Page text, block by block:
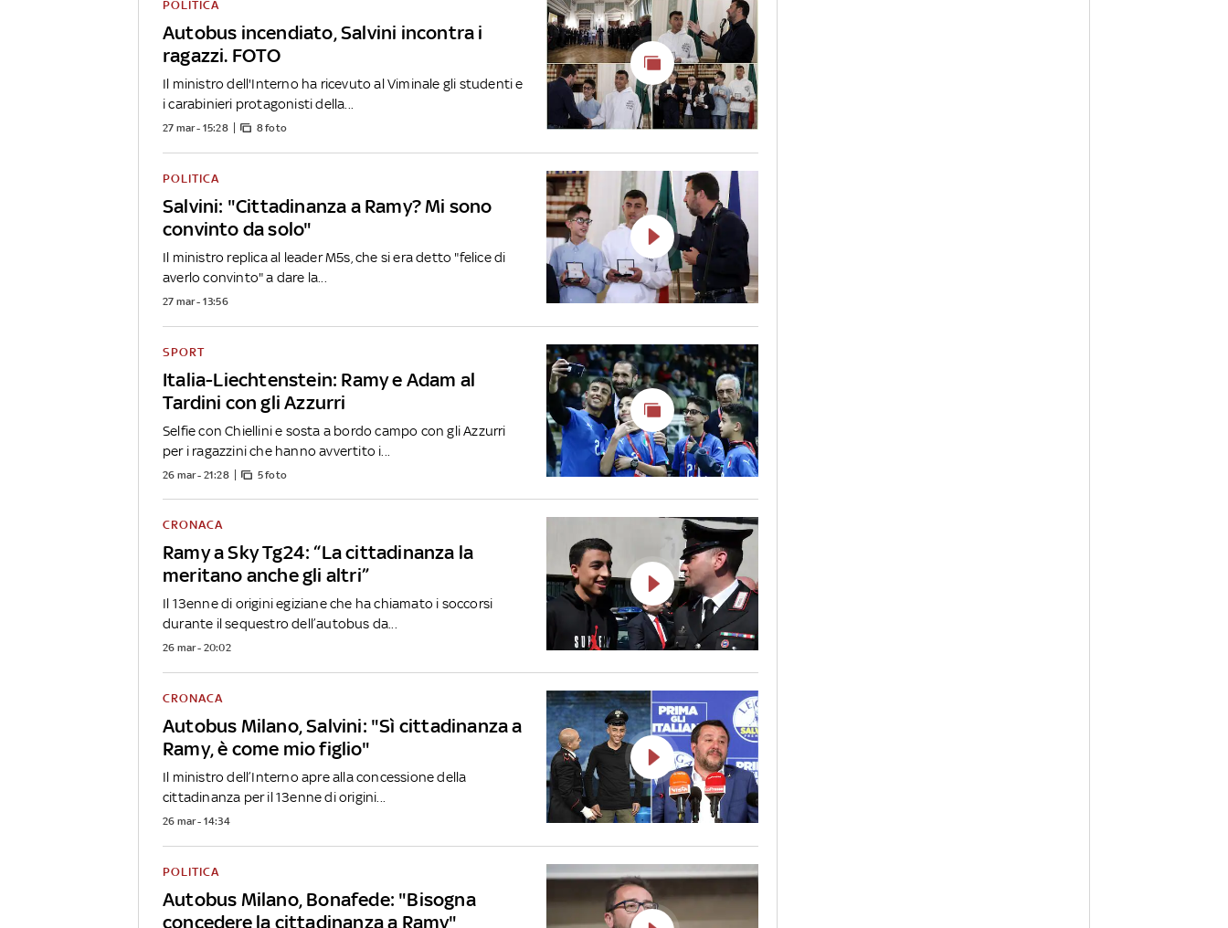
Autobus incendiato, Salvini incontra i
ragazzi. FOTO
POLITICA
Il ministro dell'Interno ha ricevuto al Viminale gli studenti e
i carabinieri protagonisti della...
27 mar - 15:28 8 foto
Salvini: "Cittadinanza a Ramy? Mi sono
convinto da solo"
POLITICA
Il ministro replica al leader M5s, che si era detto "felice di
averlo convinto" a dare la...
27 mar - 13:56
Italia-Liechtenstein: Ramy e Adam al
Tardini con gli Azzurri
SPORT
Selfie con Chiellini e sosta a bordo campo con gli Azzurri
per i ragazzini che hanno avvertito i...
26 mar - 21:28 5 foto
Ramy a Sky Tg24: “La cittadinanza la
meritano anche gli altri”
CRONACA
Il 13enne di origini egiziane che ha chiamato i soccorsi
durante il sequestro dell’autobus da...
26 mar - 20:02
Autobus Milano, Salvini: "Sì cittadinanza a
Ramy, è come mio figlio"
CRONACA
Il ministro dell’Interno apre alla concessione della
cittadinanza per il 13enne di origini...
26 mar - 14:34
Autobus Milano, Bonafede: "Bisogna
concedere la cittadinanza a Ramy"
POLITICA